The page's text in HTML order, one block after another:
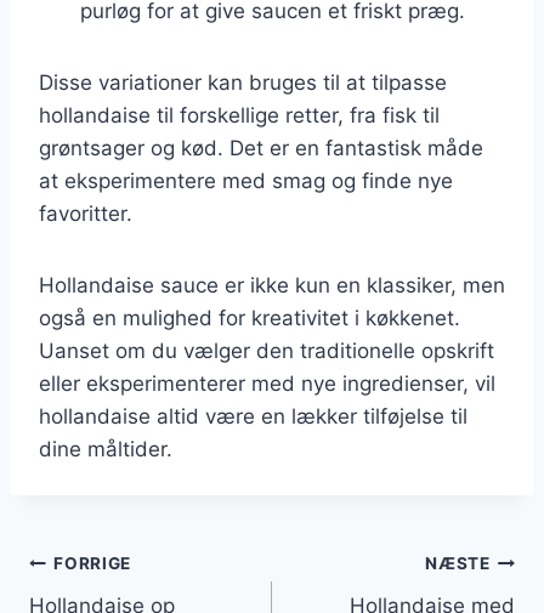
purløg for at give saucen et friskt præg.
Disse variationer kan bruges til at tilpasse
hollandaise til forskellige retter, fra fisk til
grøntsager og kød. Det er en fantastisk måde
at eksperimentere med smag og finde nye
favoritter.
Hollandaise sauce er ikke kun en klassiker, men
også en mulighed for kreativitet i køkkenet.
Uanset om du vælger den traditionelle opskrift
eller eksperimenterer med nye ingredienser, vil
hollandaise altid være en lækker tilføjelse til
dine måltider.
Indlægsnavigation
FORRIGE
Hollandaise op
NÆSTE
Hollandaise med